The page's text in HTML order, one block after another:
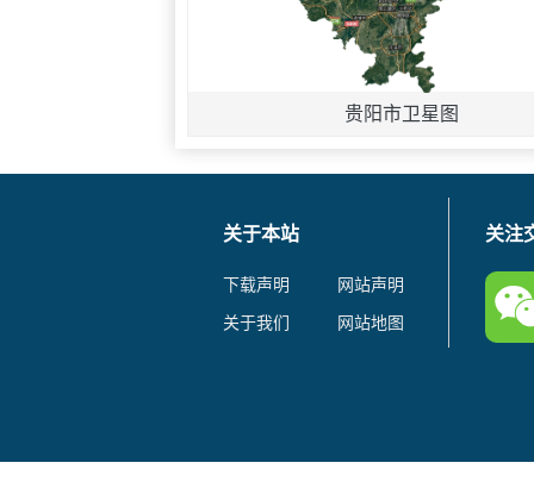
贵阳市卫星图
关于本站
下载声明
网站声明
关于我们
网站地图
关注